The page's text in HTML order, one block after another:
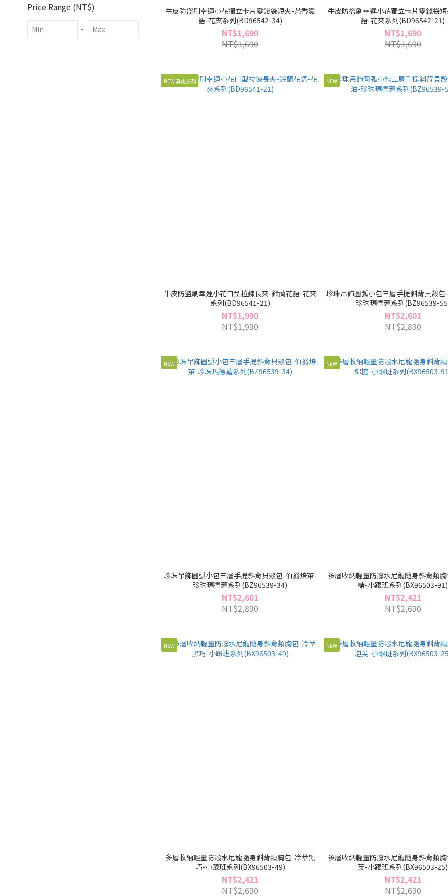
Price Range (NT$)
~
牛皮防盜刷幸運小花獨立卡片零錢袋短夾-茶香暖
語-花夾系列(BD96542-34)
NT$1,690
NT$1,690
牛皮防盜刷幸運小花獨立卡片零錢袋
語-花夾系列(BD96542-21)
NT$1,690
NT$1,690
NEW 真皮系列
牛皮防盜刷幸運小花ㄇ型拉鍊長夾-鈴蘭花語-花夾
系列(BD96541-21)
NT$1,990
NT$1,990
NEW
珍珠吊飾圓弧小包三層手提斜背貝殼
珍珠瑪德蓮系列(BZ96539-
NT$2,601
NT$2,890
NEW
珍珠吊飾圓弧小包三層手提斜背貝殼包-伯爵焙茶-
珍珠瑪德蓮系列(BZ96539-34)
NT$2,601
NT$2,890
NEW
多層收納輕量防潑水尼龍隨身斜背類
糖-小跟班系列(BX96503-91)
NT$2,421
NT$2,690
NEW
多層收納輕量防潑水尼龍隨身斜背類胸包-冷萃黑
巧-小跟班系列(BX96503-49)
NT$2,421
NT$2,690
NEW
多層收納輕量防潑水尼龍隨身斜背類
芙-小跟班系列(BX96503-25)
NT$2,421
NT$2,690